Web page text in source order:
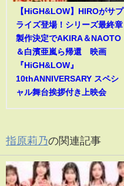
【HiGH&LOW】HIROがサプ
ライズ登場！シリーズ最終章
製作決定でAKIRA＆NAOTO
＆白濱亜嵐ら帰還 映画
『HiGH&LOW』
10thANNIVERSARY スペシ
ャル舞台挨拶付き上映会
指原莉乃の関連記事